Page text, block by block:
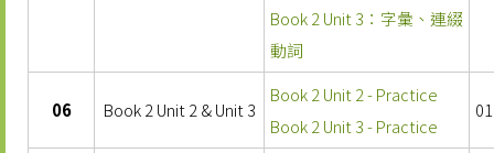
Book 2 Unit 3：字彙、連綴
動詞
06 Book 2 Unit 2 & Unit 3
Book 2 Unit 2 - Practice
Book 2 Unit 3 - Practice